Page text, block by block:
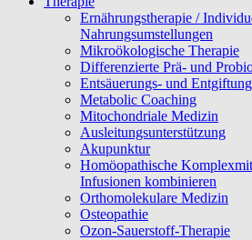
Ernährungstherapie /
Nahrungsumstellungen
Mikroökologische Therapie
Differenzierte Prä- und
Entsäuerungs- und
Metabolic Coaching
Mitochondriale Medizin
Ausleitungsunterstützung
Akupunktur
Homöopathische
Infusionen kombinieren
Orthomolekulare Medizin
Osteopathie
Ozon-Sauerstoff-Therapie